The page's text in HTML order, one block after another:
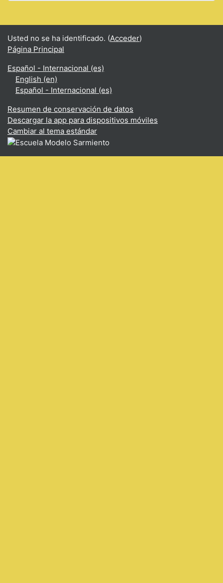
Usted no se ha identificado. (Acceder)
Página Principal
Español - Internacional ‎(es)‎
English ‎(en)‎
Español - Internacional ‎(es)‎
Resumen de conservación de datos
Descargar la app para dispositivos móviles
Cambiar al tema estándar